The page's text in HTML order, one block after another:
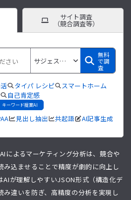
サイト調査
（競合調査等）
無料
で調
査
タイパ レシピ
スマートホーム
自己肯定感
キーワード提案AI
見出し抽出 共起語 AI記事生成
によるマーケティング分析は、競合や
み込ませることで精度が劇的に向上し
AIが理解しやすいJSON形式（構造化デ
み違いを防ぎ、高精度の分析を実現し